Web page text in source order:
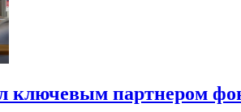
ключевым партнером